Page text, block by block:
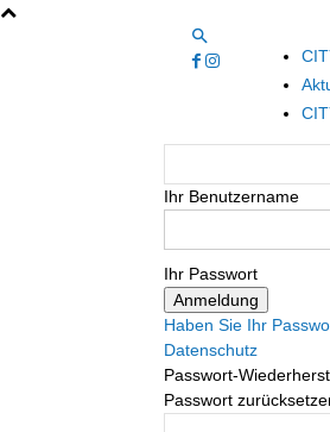
Ihr Benutzername
Ihr Passwort
Haben Sie Ihr
Datenschutz
Passwort-
Passwort